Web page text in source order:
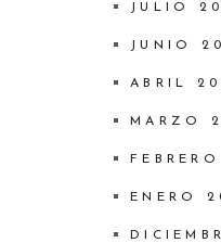
JULIO
JUNIO
ABRIL
MARZO
ENERO